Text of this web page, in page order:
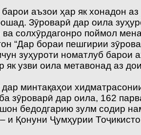
аъзои ҳар як хонадон
Зӯроварӣ дар оила
ва солхӯрдагонро поймол
“Дар бораи пешгирии
зуҳуроти номатлуб
узви оила метавонад аз
минтақаҳои
зӯроварӣ дар оила, 162
бедодгарию зулм содир
Қонуни Ҷумҳурии